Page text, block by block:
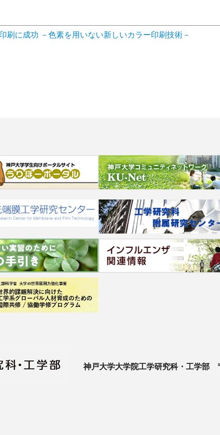
刷に成功 －色素を用いない新しいカラー印刷技術－
神戸大学大学院工学研究科・工学部